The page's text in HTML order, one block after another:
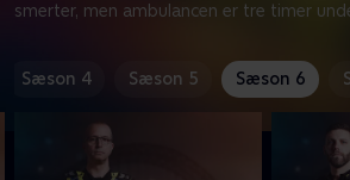
smerter, men ambulancen er tre timer
Sæson 4 Sæson 5 Sæson 6